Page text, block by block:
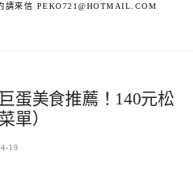
信 PEKO721@HOTMAIL.COM
蛋美食推薦！140元松
單）
19